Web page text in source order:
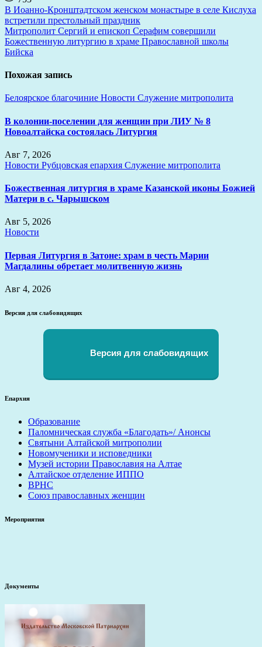
Навигация
по
записям
В Иоанно-Кронштадтском женском монастыре в селе Кислуха
встретили престольный праздник
Митрополит Сергий и епископ Серафим совершили
Божественную литургию в храме Православной школы
Бийска
Похожая запись
Белоярское благочиние Новости Служение митрополита
В колонии-поселении для женщин при ЛИУ № 8
Новоалтайска состоялась Литургия
Авг 7, 2026
Новости Рубцовская епархия Служение митрополита
Божественная литургия в храме Казанской иконы Божией
Матери в с. Чарышском
Авг 5, 2026
Новости
Первая Литургия в Затоне: храм в честь Марии
Магдалины обретает молитвенную жизнь
Авг 4, 2026
Версия для слабовидящих
Версия для слабовидящих
Епархия
Образование
Паломническая служба «Благодать»/ Анонсы
Святыни Алтайской митрополии
Новомученики и исповедники
Музей истории Православия на Алтае
Алтайское отделение ИППО
ВРНС
Союз православных женщин
Мероприятия
Документы